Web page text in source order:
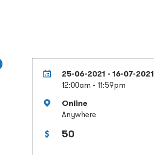
25-06-2021 - 16-07-2021
12:00am - 11:59pm
Online
Anywhere
50